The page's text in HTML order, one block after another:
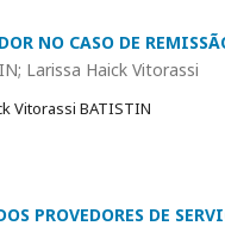
NO CASO DE
Larissa Haick Vitorassi
Vitorassi BATISTIN
PROVEDORES DE